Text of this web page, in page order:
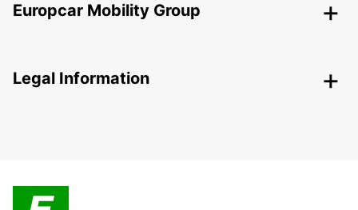
Europcar Mobility Group
Legal Information